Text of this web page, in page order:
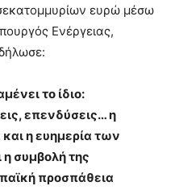
ευρώ μέσω
Ενέργειας,
το ίδιο:
επενδύσεις… η
η ευημερία των
συμβολή της
προσπάθεια